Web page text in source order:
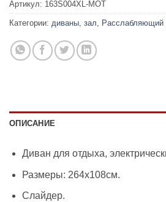
Артикул: 163S004XL-MOT
Категории: диваны, зал, Расслабляющий
ОПИСАНИЕ
Диван для отдыха,
Размеры: 264х108см.
Слайдер.